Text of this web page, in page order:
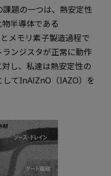
題の一つは、熱安定性
半導体である
メモリ素子製造過程で
ンジスタが正常に動作
し、私達は熱安定性の
てInAlZnO（IAZO）を